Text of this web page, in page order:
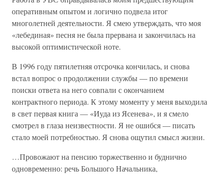
оперативным опытом и логично подвела итог
многолетней деятельности. Я смею утверждать, что моя
«лебединая» песня не была прервана и закончилась на
высокой оптимистической ноте.
В 1996 году пятилетняя отсрочка кончилась, и снова
встал вопрос о продолжении службы — по времени
поиски ответа на него совпали с окончанием
контрактного периода. К этому моменту у меня выходила
в свет первая книга — «Иуда из Ясенева», и я смело
смотрел в глаза неизвестности. Я не ошибся — писать
стало моей потребностью. Я снова ощутил смысл жизни.
…Провожают на пенсию торжественно и буднично
одновременно: речь Большого Начальника,